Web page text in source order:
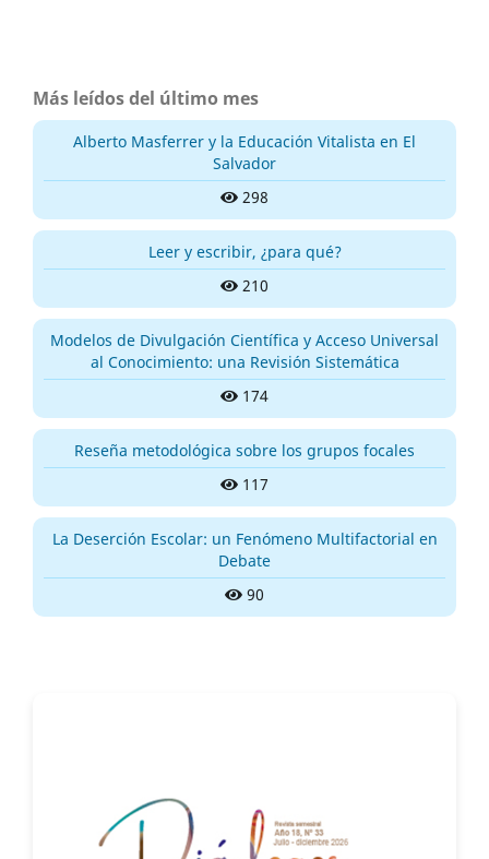
Más leídos del último mes
Alberto Masferrer y la Educación Vitalista en El
Salvador
298
Leer y escribir, ¿para qué?
210
Modelos de Divulgación Científica y Acceso Universal
al Conocimiento: una Revisión Sistemática
174
Reseña metodológica sobre los grupos focales
117
La Deserción Escolar: un Fenómeno Multifactorial en
Debate
90